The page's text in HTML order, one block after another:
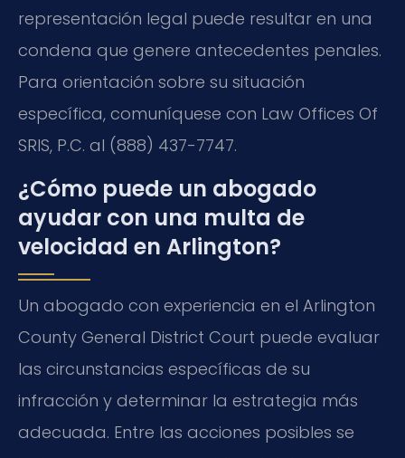
representación legal puede resultar en una
condena que genere antecedentes penales.
Para orientación sobre su situación
específica, comuníquese con Law Offices Of
SRIS, P.C. al (888) 437-7747.
¿Cómo puede un abogado
ayudar con una multa de
velocidad en Arlington?
Un abogado con experiencia en el Arlington
County General District Court puede evaluar
las circunstancias específicas de su
infracción y determinar la estrategia más
adecuada. Entre las acciones posibles se